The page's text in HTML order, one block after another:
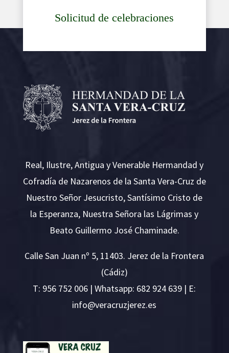
Solicitud de celebraciones
Real, Ilustre, Antigua y Venerable Hermandad y
Cofradía de Nazarenos de la Santa Vera-Cruz de
Nuestro Señor Jesucristo, Santísimo Cristo de
la Esperanza, Nuestra Señora las Lágrimas y
Beato Guillermo José Chaminade.
Calle San Juan nº 5, 11403. Jerez de la Frontera
(Cádiz)
T: 956 752 006 | Whatsapp: 682 924 639 | E:
se.ze
rejzu
rcare
v@ofn
i